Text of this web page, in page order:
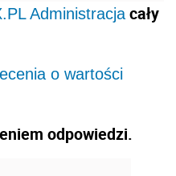
Administracjacały
o wartości
odpowiedzi.